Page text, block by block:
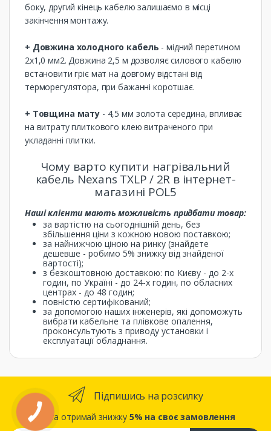
боку, другий кінець кабелю залишаємо в місці
закінчення монтажу.
+ Довжина холодного кабель - мідний перетином
2х1,0 мм2. Довжина 2,5 м дозволяє силового кабелю
встановити гріє мат на довгому відстані від
терморегулятора, при бажанні коротшає.
+ Товщина мату - 4,5 мм золота середина, впливає
на витрату плиткового клею витраченого при
укладанні плитки.
Чому варто купити нагрівальний
кабель Nexans TXLP / 2R в інтернет-
магазині POL5
Наші клієнти мають можливість придбати товар:
за вартістю на сьогоднішній день, без
збільшення ціни з кожною новою поставкою;
за найнижчою ціною на ринку (знайдете
дешевше - робимо 5% знижку від знайденої
вартості);
з безкоштовною доставкою: по Києву - до 2-х
годин, по Україні - до 24-х годин, по обласних
центрах - до 48 годин;
повністю сертифікований;
за допомогою наших інженерів, які допоможуть
вибрати кабельне та плівкове опалення,
проконсультують з приводу установки і
експлуатації обладнання.
Підпишись на розсилку
... та отримай знижку 5% на своє замовлення